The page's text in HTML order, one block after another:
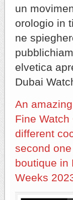
un
orologio in
ne
elvetica
Dubai
An
Fine
different
second
boutique in
Weeks